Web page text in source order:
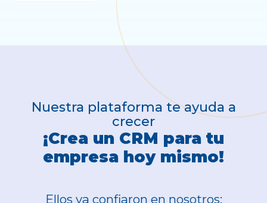
Nuestra plataforma te ayuda a
crecer
¡Crea un CRM para tu
empresa hoy mismo!
Ellos ya confiaron en nosotros: